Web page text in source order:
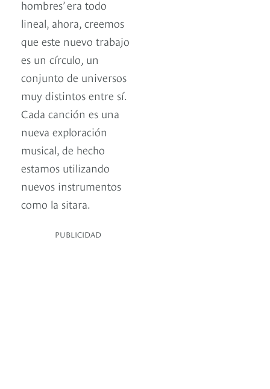
hombres’ era todo
lineal, ahora, creemos
que este nuevo trabajo
es un círculo, un
conjunto de universos
muy distintos entre sí.
Cada canción es una
nueva exploración
musical, de hecho
estamos utilizando
nuevos instrumentos
como la sitara.
PUBLICIDAD